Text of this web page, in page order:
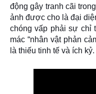
động gây tranh cãi
ảnh được cho là đại
chóng vấp phải sự chỉ
mác “nhân vật phản
là thiếu tinh tế và ích kỷ.